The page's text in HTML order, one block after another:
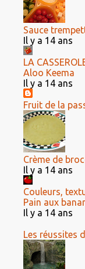
Sauce
Il y a 14 ans
LA
Aloo Keema
Il y a 14 ans
Fruit de la
Crème de
Il y a 14 ans
Couleurs,
Pain aux
Il y a 14 ans
Les réussites